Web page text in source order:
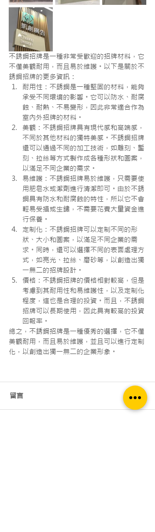
不銹鋼招牌是一種非常受歡迎的招牌材料，它
不僅美觀耐用，而且易於維護。以下是關於不
銹鋼招牌的更多資訊：
耐用性：不銹鋼是一種堅固的材料，能夠
承受不同環境的影響。它可以防水、耐腐
蝕、耐熱、不易變形，因此非常適合作為
室內外招牌的材料。
美觀：不銹鋼招牌具有現代感和高端感，
不同於其他材料的獨特美感。不銹鋼招牌
還可以通過不同的加工技術，如雕刻、鏨
刻、拉絲等方式製作成各種形狀和圖案，
以滿足不同企業的需求。
易維護：不銹鋼招牌易於維護，只需要使
用肥皂水或潔劑進行清潔即可。由於不銹
鋼具有防水和耐腐蝕的特性，所以它不會
輕易受損或生鏽，不需要花費大量資金進
行保養。
定制化：不銹鋼招牌可以定制不同的形
狀、大小和圖案，以滿足不同企業的需
求。同時，還可以選擇不同的表面處理方
式，如亮光、拉絲、磨砂等，以創造出獨
一無二的招牌設計。
價格：不銹鋼招牌的價格相對較高，但是
考慮到其耐用性和易維護性，以及定制化
程度，這也是合理的投資。而且，不銹鋼
招牌可以長期使用，因此具有較高的投資
回報率。
總之，不銹鋼招牌是一種優秀的選擇，它不僅
美觀耐用，而且易於維護，並且可以進行定制
化，以創造出獨一無二的企業形象。
留言